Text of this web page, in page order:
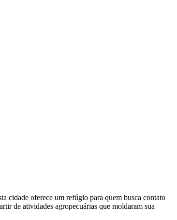
cidade oferece um refúgio para quem busca contato
de atividades agropecuárias que moldaram sua